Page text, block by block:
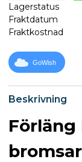
Beskrivning
Förläng
Lagerstatus
Fraktdatum
Fraktkostnad
GoWish